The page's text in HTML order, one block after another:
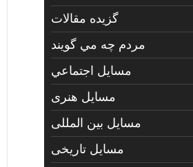
گزیده مقالات
مردم چه مي گويند
مسايل اجتماعي
مسايل هنری
مسایل بین المللی
مسایل تاریخی